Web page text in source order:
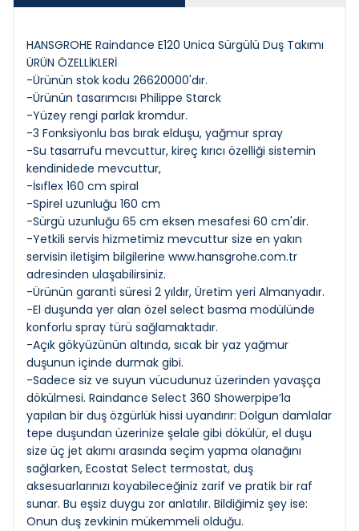
HANSGROHE Raindance E120 Unica Sürgülü Duş Takımı
ÜRÜN ÖZELLİKLERİ
-Ürünün stok kodu 26620000'dır.
-Ürünün tasarımcısı Philippe Starck
-Yüzey rengi parlak kromdur.
-3 Fonksiyonlu bas bırak elduşu, yağmur spray
-Su tasarrufu mevcuttur, kireç kırıcı özelliği sistemin
kendinidede mevcuttur,
-İsıflex 160 cm spiral
-Spirel uzunluğu 160 cm
-Sürgü uzunluğu 65 cm eksen mesafesi 60 cm'dir.
-Yetkili servis hizmetimiz mevcuttur size en yakın
servisin iletişim bilgilerine www.hansgrohe.com.tr
adresinden ulaşabilirsiniz.
-Ürünün garanti süresi 2 yıldır, Üretim yeri Almanyadır.
-El duşunda yer alan özel select basma modülünde
konforlu spray türü sağlamaktadır.
-Açık gökyüzünün altında, sıcak bir yaz yağmur
duşunun içinde durmak gibi.
-Sadece siz ve suyun vücudunuz üzerinden yavaşça
dökülmesi. Raindance Select 360 Showerpipe’la
yapılan bir duş özgürlük hissi uyandırır: Dolgun damlalar
tepe duşundan üzerinize şelale gibi dökülür, el duşu
size üç jet akımı arasında seçim yapma olanağını
sağlarken, Ecostat Select termostat, duş
aksesuarlarınızı koyabileceğiniz zarif ve pratik bir raf
sunar. Bu eşsiz duygu zor anlatılır. Bildiğimiz şey ise:
Onun duş zevkinin mükemmeli olduğu.